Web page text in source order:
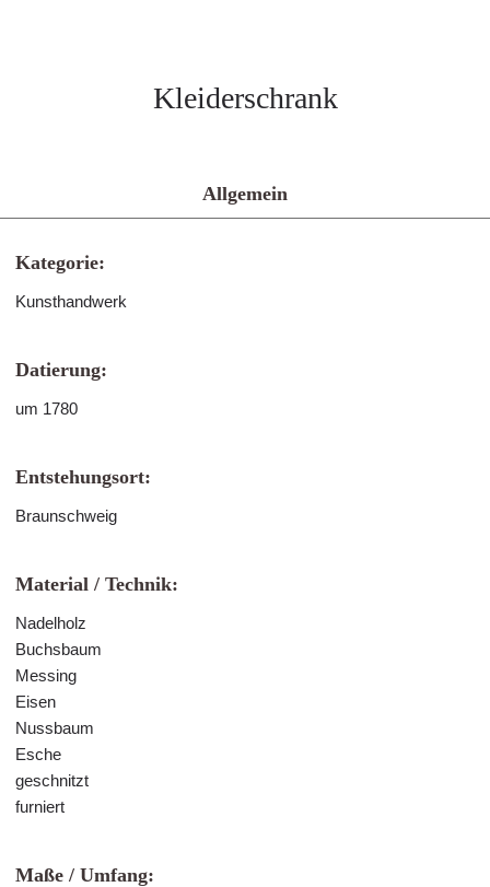
Kleiderschrank
Allgemein
Kategorie:
Kunsthandwerk
Datierung:
um 1780
Entstehungsort:
Braunschweig
Material / Technik:
Nadelholz
Buchsbaum
Messing
Eisen
Nussbaum
Esche
geschnitzt
furniert
Maße / Umfang: